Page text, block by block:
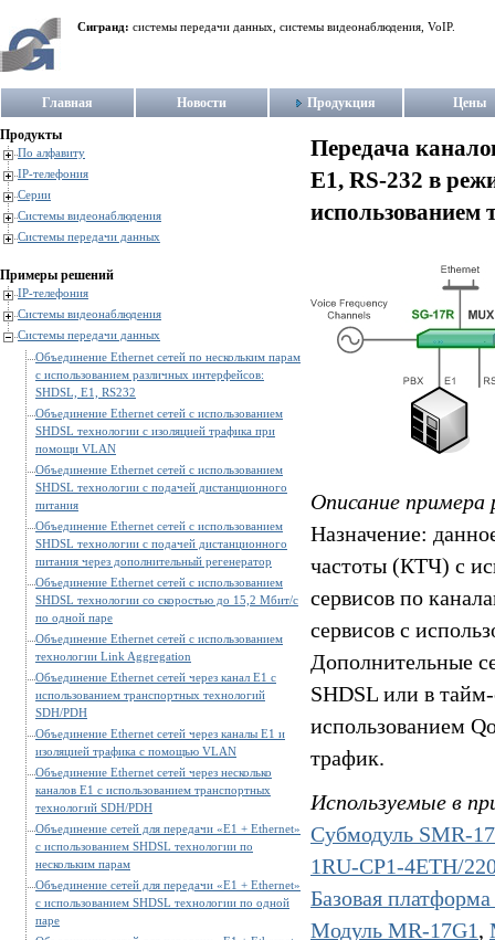
Сигранд: системы передачи данных, системы видеонаблюдения, VoIP.
Главная Новости Продукция Цены
Продукты
По алфавиту
IP-телефония
Серии
Системы видеонаблюдения
Системы передачи данных
Примеры решений
IP-телефония
Системы видеонаблюдения
Системы передачи данных
Объединение Ethernet сетей по нескольким парам
с использованием различных интерфейсов:
SHDSL, E1, RS232
Объединение Ethernet сетей с использованием
SHDSL технологии с изоляцией трафика при
помощи VLAN
Объединение Ethernet сетей с использованием
SHDSL технологии с подачей дистанционного
питания
Объединение Ethernet сетей с использованием
SHDSL технологии с подачей дистанционного
питания через дополнительный регенератор
Объединение Ethernet сетей с использованием
SHDSL технологии со скоростью до 15,2 Мбит/c
по одной паре
Объединение Ethernet сетей с использованием
технологии Link Aggregation
Объединение Ethernet сетей через канал E1 c
использованием транспортных технологий
SDH/PDH
Объединение Ethernet сетей через каналы E1 и
изоляцией трафика с помощью VLAN
Объединение Ethernet сетей через несколько
каналов E1 c использованием транспортных
технологий SDH/PDH
Объединение сетей для передачи «E1 + Ethernet»
с использованием SHDSL технологии по
нескольким парам
Объединение сетей для передачи «E1 + Ethernet»
с использованием SHDSL технологии по одной
паре
Передача
E1, RS-232 в
использованием
Описание примера
Назначение:
частоты (КТЧ) с
сервисов по
сервисов с
Дополнительные
SHDSL или в
использованием
трафик.
Используемые в
Субмодуль SMR-
1RU-CP1-4ETH/
Базовая
Модуль MR-17G1,